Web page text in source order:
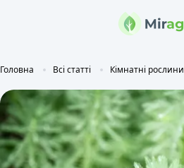
Головна Всі статті Кімнатні рослини